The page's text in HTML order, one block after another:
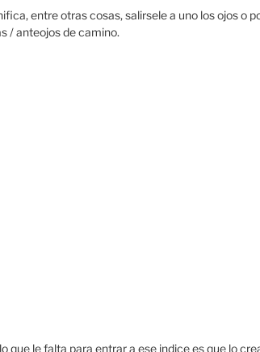
entre otras cosas, salirsele a uno los ojos o
/ anteojos de camino.
que le falta para entrar a ese indice es que lo